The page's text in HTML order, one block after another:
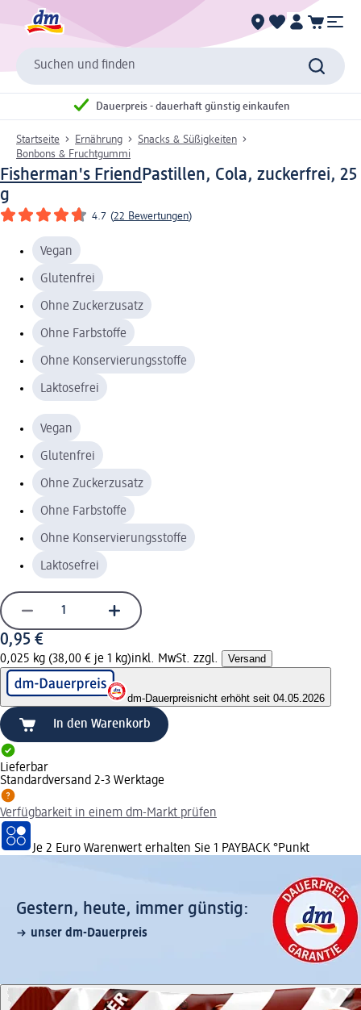
Suchen und finden
Dauerpreis - dauerhaft günstig einkaufen
Startseite Ernährung
Snacks & Süßigkeiten
Bonbons & Fruchtgummi
Fisherman's FriendPastillen, Cola, zuckerfrei, 25
g
4.7 (22 Bewertungen)
Vegan
Glutenfrei
Ohne Zuckerzusatz
Ohne Farbstoffe
Ohne Konservierungsstoffe
Laktosefrei
Vegan
Glutenfrei
Ohne Zuckerzusatz
Ohne Farbstoffe
Ohne Konservierungsstoffe
Laktosefrei
0,95 €
0,025 kg (38,00 € je 1 kg)inkl. MwSt. zzgl. Versand
dm-Dauerpreisnicht erhöht seit 04.05.2026
In den Warenkorb
Lieferbar
Standardversand 2-3 Werktage
Verfügbarkeit in einem dm-Markt prüfen
Je 2 Euro Warenwert erhalten Sie 1 PAYBACK °Punkt
Gestern, heute, immer günstig:
unser dm-Dauerpreis